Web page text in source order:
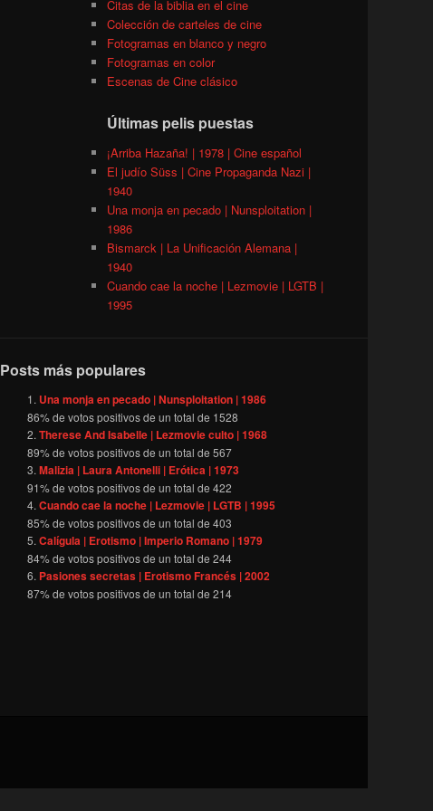
Citas de la biblia en el cine
Colección de carteles de cine
Fotogramas en blanco y negro
Fotogramas en color
Escenas de Cine clásico
Últimas pelis puestas
¡Arriba Hazaña! | 1978 | Cine español
El judío Süss | Cine Propaganda Nazi |
1940
Una monja en pecado | Nunsploitation |
1986
Bismarck | La Unificación Alemana |
1940
Cuando cae la noche | Lezmovie | LGTB |
1995
Posts más populares
Una monja en pecado | Nunsploitation | 1986
86% de votos positivos de un total de 1528
Therese And Isabelle | Lezmovie culto | 1968
89% de votos positivos de un total de567
Malizia | Laura Antonelli | Erótica | 1973
91% de votos positivos de un total de422
Cuando cae la noche | Lezmovie | LGTB | 1995
85% de votos positivos de un total de403
Calígula | Erotismo | Imperio Romano | 1979
84% de votos positivos de un total de244
Pasiones secretas | Erotismo Francés | 2002
87% de votos positivos de un total de214